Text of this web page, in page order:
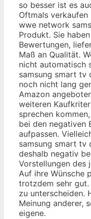
so besser ist es
Oftmals
wwe network
Produkt. Sie
Bewertungen,
Maß an Qualität.
nicht automatisch
samsung smart tv
noch nicht lang
Amazon
weiteren
sprechen
bei den negativen
aufpassen.
samsung smart tv
deshalb negativ
Vorstellungen des
Auf ihre Wünsche
trotzdem sehr gut.
zu unterscheiden.
Meinung anderer,
eigene.